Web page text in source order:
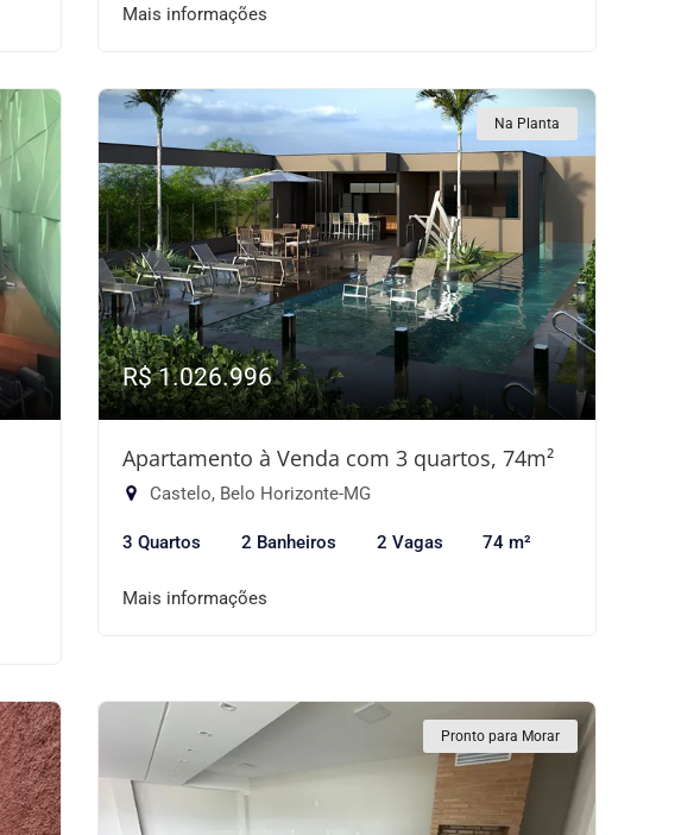
Mais informações
Na Planta
R$ 1.026.996
Apartamento à Venda com 3 quartos, 74m²
Castelo, Belo Horizonte-MG
3 Quartos 2 Banheiros 2 Vagas 74 m²
Mais informações
Pronto para Morar